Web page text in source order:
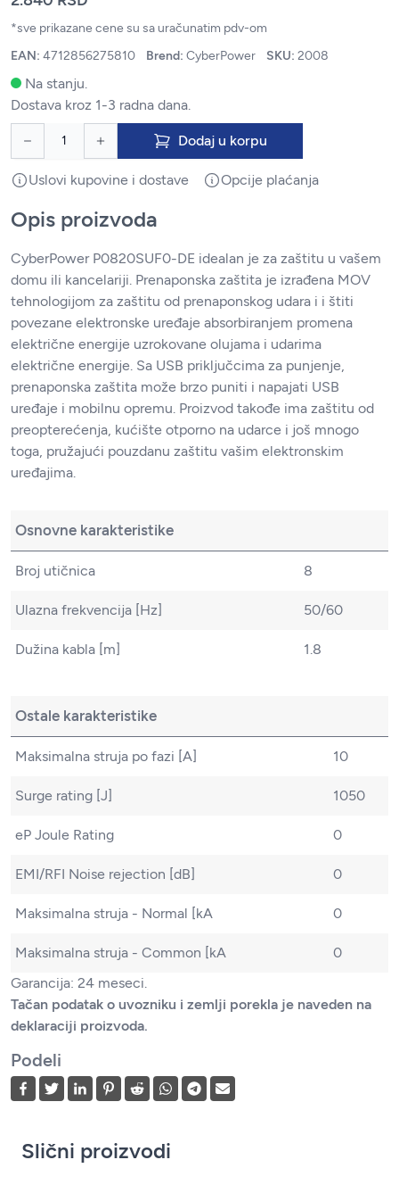
*sve prikazane cene su sa uračunatim pdv-om
EAN: 4712856275810 Brend: CyberPower SKU: 2008
Na stanju.
Dostava kroz 1-3 radna dana.
Dodaj u korpu
Uslovi kupovine i dostave Opcije plaćanja
Opis proizvoda
CyberPower P0820SUF0-DE idealan je za zaštitu u vašem
domu ili kancelariji. Prenaponska zaštita je izrađena MOV
tehnologijom za zaštitu od prenaponskog udara i i štiti
povezane elektronske uređaje absorbiranjem promena
električne energije uzrokovane olujama i udarima
električne energije. Sa USB priključcima za punjenje,
prenaponska zaštita može brzo puniti i napajati USB
uređaje i mobilnu opremu. Proizvod takođe ima zaštitu od
preopterećenja, kućište otporno na udarce i još mnogo
toga, pružajući pouzdanu zaštitu vašim elektronskim
uređajima.
Osnovne karakteristike
Broj utičnica 8
Ulazna frekvencija [Hz] 50/60
Dužina kabla [m] 1.8
Ostale karakteristike
Maksimalna struja po fazi [A] 10
Surge rating [J] 1050
eP Joule Rating 0
EMI/RFI Noise rejection [dB] 0
Maksimalna struja - Normal [kA 0
Maksimalna struja - Common [kA
0
Garancija: 24 meseci.
Tačan podatak o uvozniku i zemlji porekla je naveden na
deklaraciji proizvoda.
Podeli
Slični proizvodi